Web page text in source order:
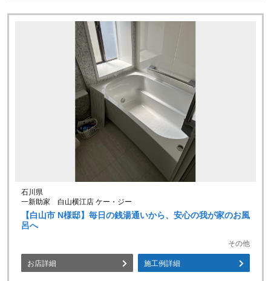
石川県
一新助家 白山横江店 ケー・ジー
【白山市 N様邸】毎日の銭湯通いから、安心の我が家のお風
呂へ
その他
お店詳細 施工例詳細